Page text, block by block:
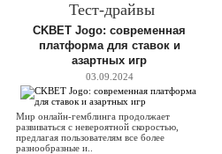
Тест-драйвы
CKBET Jogo: современная
платформа для ставок и
азартных игр
03.09.2024
Мир онлайн-гемблинга продолжает
развиваться с невероятной скоростью,
предлагая пользователям все более
разнообразные и..